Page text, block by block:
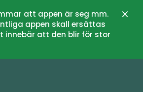
att appen är seg mm.
appen skall ersättas
innebär att den blir för stor